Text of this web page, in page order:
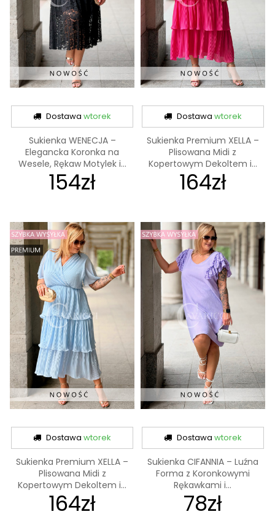
Dostawawtorek
Sukienka WENECJA –
Elegancka Koronka na
Wesele, Rękaw Motylek i...
154zł
Dostawa wtorek
Sukienka Premium XELLA –
Plisowana Midi z
Kopertowym Dekoltem i...
164zł
Dostawawtorek
Sukienka Premium XELLA –
Plisowana Midi z
Kopertowym Dekoltem i...
164zł
Dostawa wtorek
Sukienka CIFANNIA – Luźna
Forma z Koronkowymi
Rękawkami i...
78zł